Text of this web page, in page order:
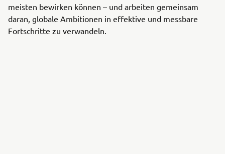
meisten bewirken können – und arbeiten gemeinsam
daran, globale Ambitionen in effektive und messbare
Fortschritte zu verwandeln.